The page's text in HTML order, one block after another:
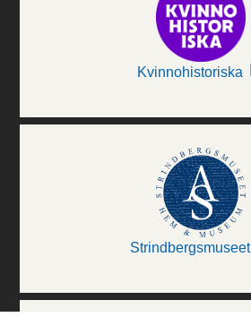
Kvinnohistoriska
Strindbergsmuseet